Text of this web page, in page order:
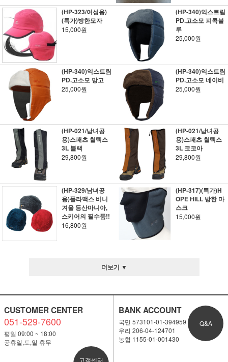
(HP-323/여성용)
(특가)방한모자
15,000원
(HP-340)익스트림
PD.고소모 피콕블
루
25,000원
(HP-340)익스트림
PD.고소모 망고
25,000원
(HP-340)익스트림
PD.고소모 네이비
25,000원
(HP-021/남녀공
용)스패츠 힐텍스
3L 블랙
29,800원
(HP-021/남녀공
용)스패츠 힐텍스
3L 코코아
29,800원
(HP-329/남녀공
용)폴라맥스 비니
겨울 등산마니아,
스키어의 필수품!!
16,800원
(HP-317)(특가)H
OPE HILL 방한 마
스크
15,000원
더보기 ▼
CUSTOMER CENTER
051-529-7600
평일 09:00 ~ 18:00
공휴일,토,일 휴무
고객센터
BANK ACCOUNT
국민 573101-01-394959
우리 206-04-124701
농협 1155-01-001430
Q&A